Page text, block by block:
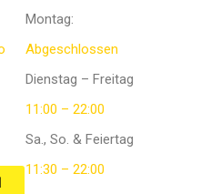
Montag:
Abgeschlossen
Dienstag – Freitag
11:00 – 22:00
Sa., So. & Feiertag
11:30 – 22:00